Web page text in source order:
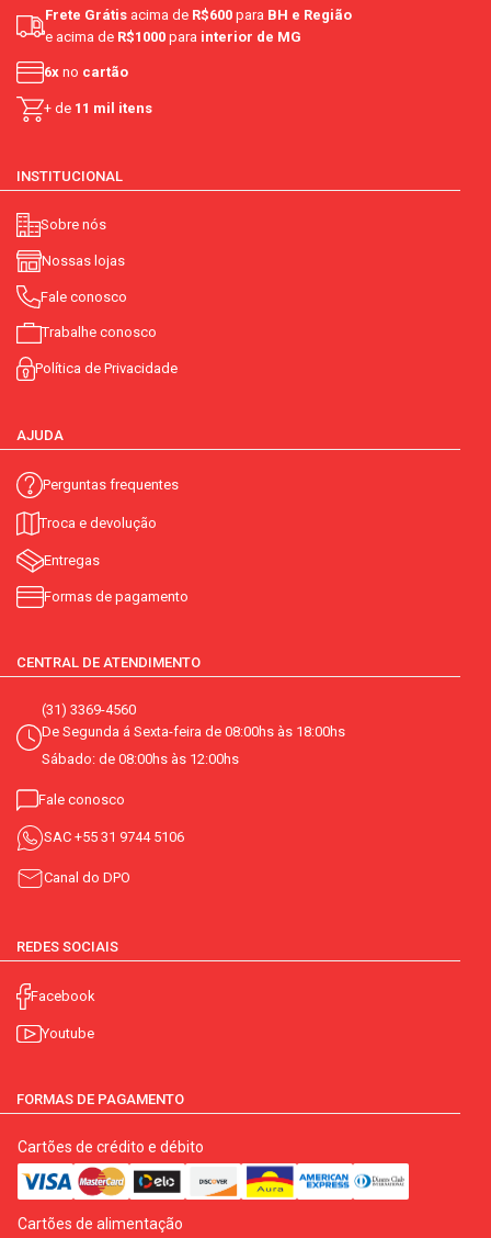
Frete Grátis acima de R$600 para BH e Região
e acima de R$1000 para interior de MG
6x no cartão
+ de 11 mil itens
INSTITUCIONAL
Sobre nós
Nossas lojas
Fale conosco
Trabalhe conosco
Política de Privacidade
AJUDA
Perguntas frequentes
Troca e devolução
Entregas
Formas de pagamento
CENTRAL DE ATENDIMENTO
(31) 3369-4560
De Segunda á Sexta-feira de 08:00hs às 18:00hs
Sábado: de 08:00hs às 12:00hs
Fale conosco
SAC +55 31 9744 5106
Canal do DPO
REDES SOCIAIS
Facebook
Youtube
FORMAS DE PAGAMENTO
Cartões de crédito e débito
Cartões de alimentação